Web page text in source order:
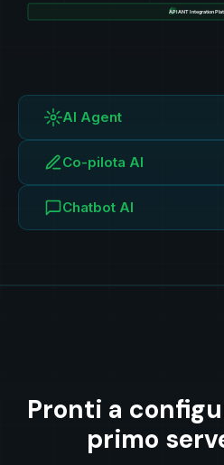
AI Agent
Co-pilota AI
Chatbot AI
Pronti a
primo